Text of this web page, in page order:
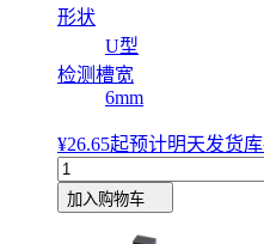
形状
U型
检测槽宽
6mm
¥26.65起预计明天发货
加入购物车